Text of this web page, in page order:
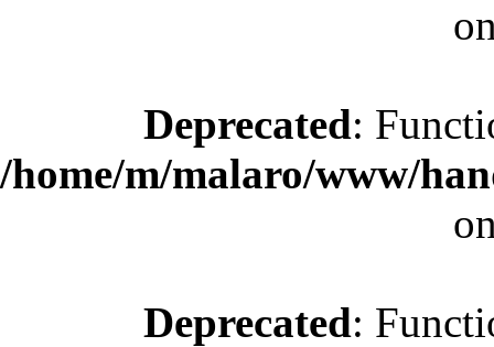
Deprecated:
/home/m/malaro/www/
Deprecated: